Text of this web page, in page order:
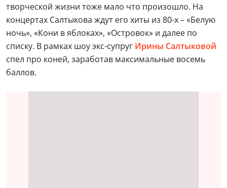
творческой жизни тоже мало что произошло. На
концертах Салтыкова ждут его хиты из 80-х – «Белую
ночь», «Кони в яблоках», «Островок» и далее по
списку. В рамках шоу экс-супруг Ирины Салтыковой
спел про коней, заработав максимальные восемь
баллов.